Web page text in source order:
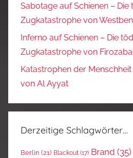
Sabotage auf Schienen – Die
Zugkatastrophe von
Inferno auf Schienen – Die
Zugkatastrophe von
Katastrophen der
von Al Ayyat
Derzeitige Schlagwörter…
Berlin (21) Blackout (17) Brand (35)